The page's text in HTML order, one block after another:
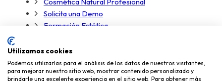
Cosmética Natural Profesional
Solicita una Demo
Formación Estética
Utilizamos cookies
Podemos utilizarlas para el análisis de los datos de nuestros visitantes,
para mejorar nuestro sitio web, mostrar contenido personalizado y
brindarle una excelente experiencia en el sitio web. Para obtener más